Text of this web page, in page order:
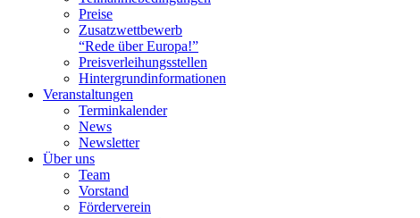
Preise
Zusatzwettbewerb
“Rede über Europa!”
Preisverleihungsstellen
Hintergrundinformationen
Veranstaltungen
Terminkalender
News
Newsletter
Über uns
Team
Vorstand
Förderverein